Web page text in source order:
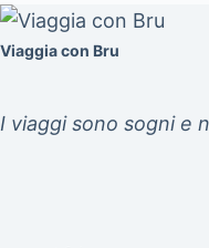
Viaggia con Bru
I viaggi sono sogni e